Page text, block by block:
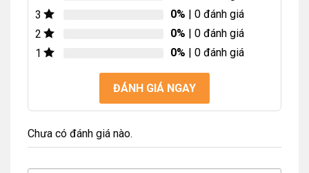
3
0% | 0 đánh giá
2
0% | 0 đánh giá
1
0% | 0 đánh giá
ĐÁNH GIÁ NGAY
Chưa có đánh giá nào.